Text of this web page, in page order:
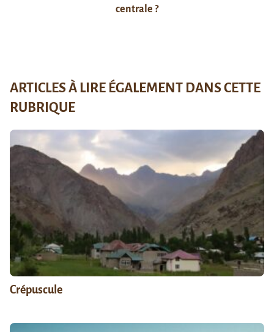
centrale ?
ARTICLES À LIRE ÉGALEMENT DANS CETTE
RUBRIQUE
Crépuscule